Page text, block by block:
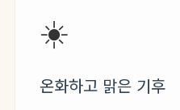
☀️
온화하고 맑은 기후